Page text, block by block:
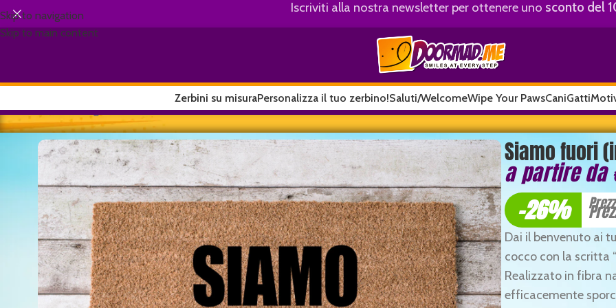
Skip to navigation
Skip to main content
Iscriviti alla nostra newsletter per ottenere uno sconto del
Zerbini su misuraPersonalizza il tuo zerbino!Saluti/WelcomeWipe Your PawsCaniGatti
Home/Youngster/Siamo fuori (in tutti i sensi)
Siamo fuori
a partire da
-26%
Dai il benvenuto ai
cocco con la scritta
Realizzato in fibra
efficacemente